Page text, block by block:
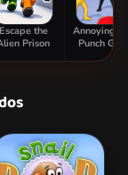
Escape the
Prison
Annoying
Punch